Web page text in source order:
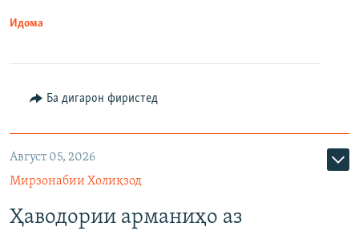
Идома
Ба дигарон фиристед
Август 05, 2026
Мирзонабии Холиқзод
Ҳаводории арманиҳо аз